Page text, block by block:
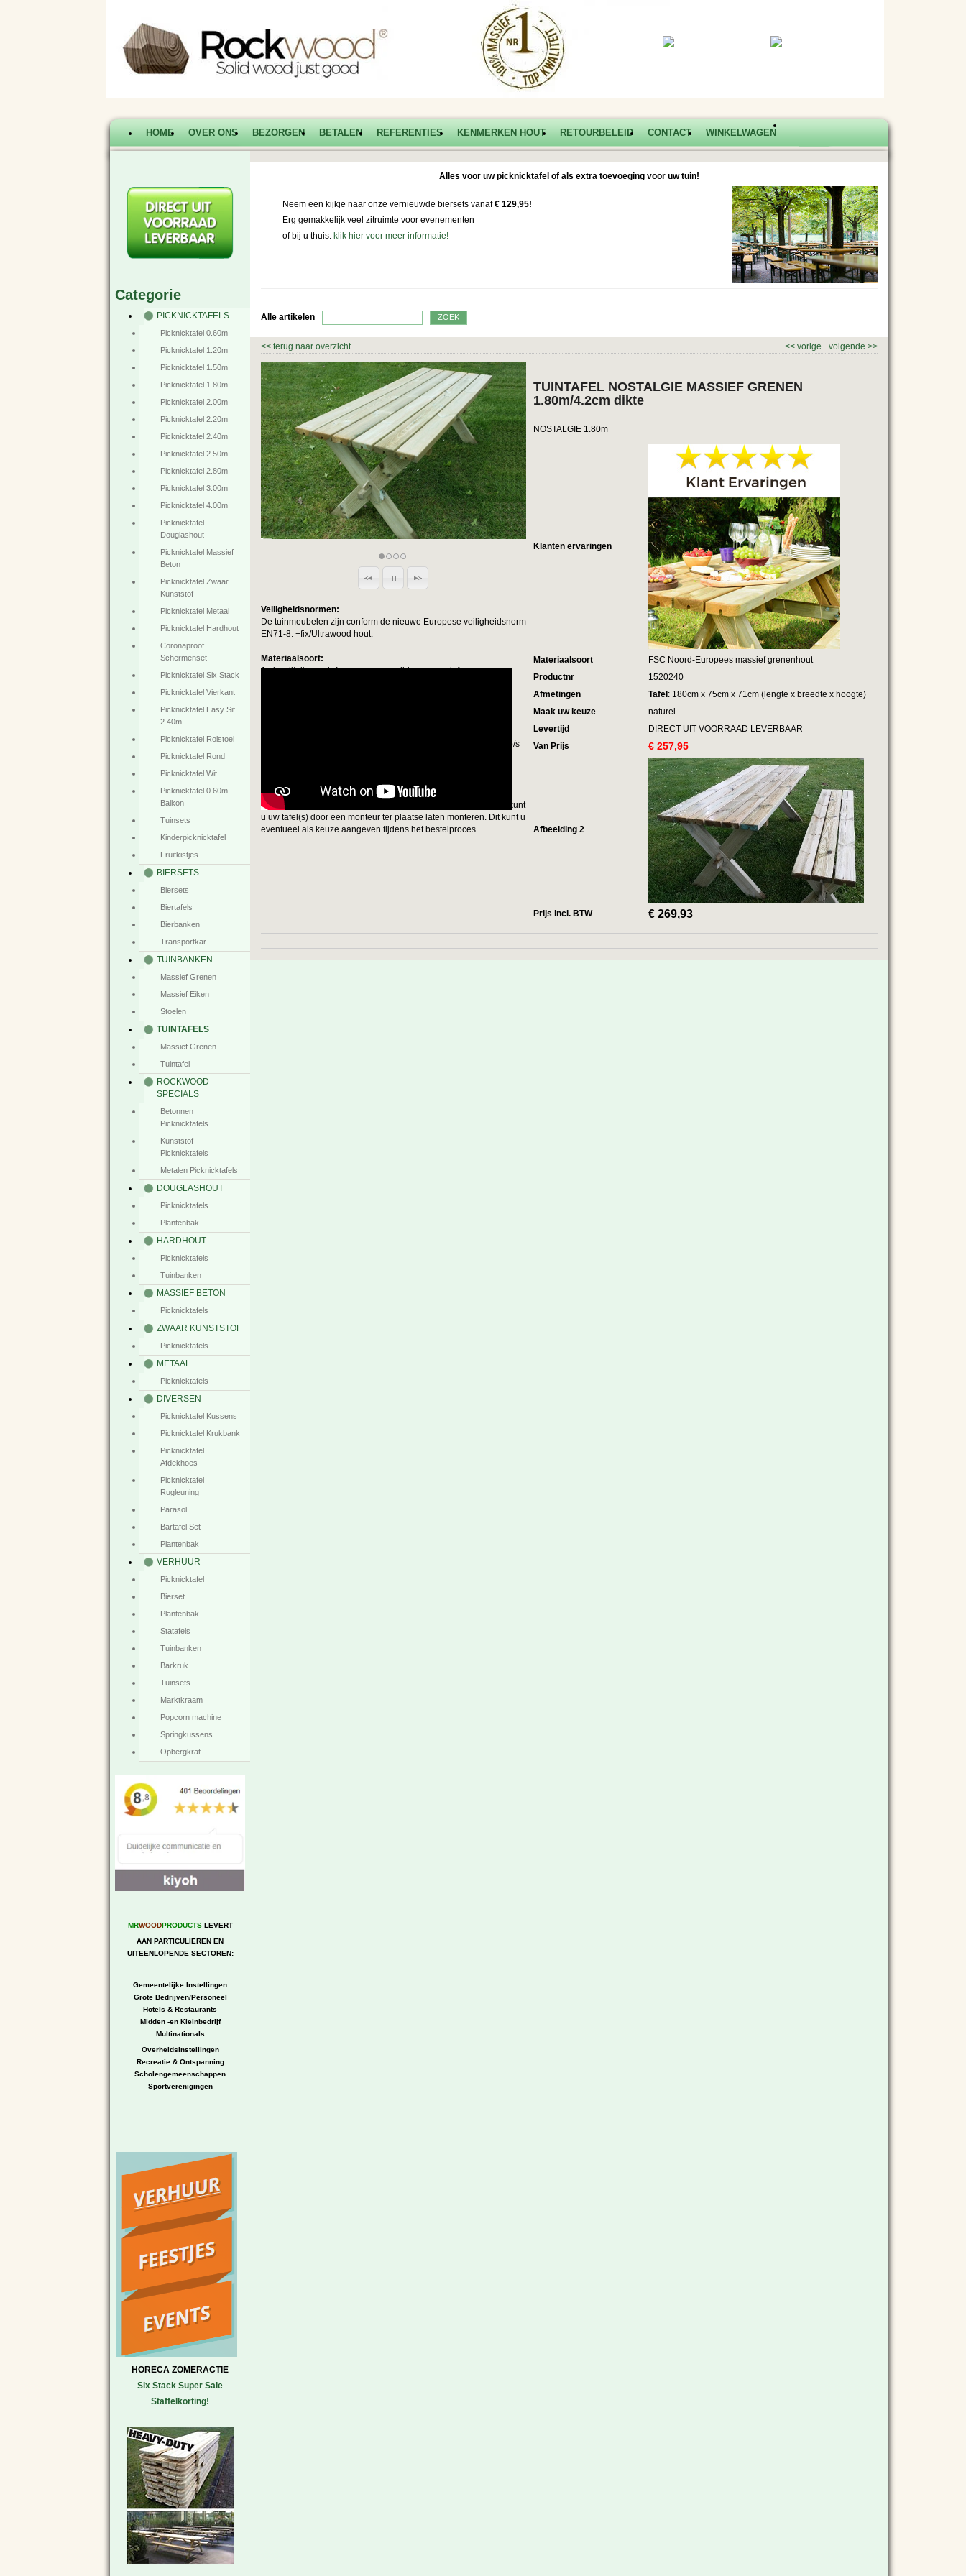
HOME OVER ONS BEZORGEN BETALEN REFERENTIES KENMERKEN HOUT RETOURBELEID CONTACT WINKELWAGEN
Categorie
PICKNICKTAFELS
Picknicktafel 0.60m
Picknicktafel 1.20m
Picknicktafel 1.50m
Picknicktafel 1.80m
Picknicktafel 2.00m
Picknicktafel 2.20m
Picknicktafel 2.40m
Picknicktafel 2.50m
Picknicktafel 2.80m
Picknicktafel 3.00m
Picknicktafel 4.00m
Picknicktafel
Douglashout
Picknicktafel Massief
Beton
Picknicktafel Zwaar
Kunststof
Picknicktafel Metaal
Picknicktafel Hardhout
Coronaproof
Schermenset
Picknicktafel Six Stack
Picknicktafel Vierkant
Picknicktafel Easy Sit
2.40m
Picknicktafel Rolstoel
Picknicktafel Rond
Picknicktafel Wit
Picknicktafel 0.60m
Balkon
Tuinsets
Kinderpicknicktafel
Fruitkistjes
BIERSETS
Biersets
Biertafels
Bierbanken
Transportkar
TUINBANKEN
Massief Grenen
Massief Eiken
Stoelen
TUINTAFELS
Massief Grenen
Tuintafel
ROCKWOOD
SPECIALS
Betonnen
Picknicktafels
Kunststof
Picknicktafels
Metalen Picknicktafels
DOUGLASHOUT
Picknicktafels
Plantenbak
HARDHOUT
Picknicktafels
Tuinbanken
MASSIEF BETON
Picknicktafels
ZWAAR KUNSTSTOF
Picknicktafels
METAAL
Picknicktafels
DIVERSEN
Picknicktafel Kussens
Picknicktafel Krukbank
Picknicktafel
Afdekhoes
Picknicktafel
Rugleuning
Parasol
Bartafel Set
Plantenbak
VERHUUR
Picknicktafel
Bierset
Plantenbak
Statafels
Tuinbanken
Barkruk
Tuinsets
Marktkraam
Popcorn machine
Springkussens
Opbergkrat
MRWOODPRODUCTSLEVERT
AAN PARTICULIEREN EN
UITEENLOPENDE SECTOREN:
Gemeentelijke Instellingen
Grote Bedrijven/Personeel
Hotels & Restaurants
Midden -en Kleinbedrijf
Multinationals
Overheidsinstellingen
Recreatie & Ontspanning
Scholengemeenschappen
Sportverenigingen
HORECA ZOMERACTIE
Six Stack Super Sale
Staffelkorting!
Alles voor uw picknicktafel of als extra toevoeging voor uw tuin!
Neem een kijkje naar onze vernieuwde biersets vanaf€ 129,95!
Erg gemakkelijk veel zitruimte voor evenementen
of bij u thuis. klik hier voor meer informatie!
Alle artikelen ZOEK
<< terug naar overzicht volgende >>
<< vorige
TUINTAFEL NOSTALGIE MASSIEF GRENEN
1.80m/4.2cm dikte
NOSTALGIE 1.80m
Klanten ervaringen
Materiaalsoort
FSC Noord-Europees massief grenenhout
Productnr
1520240
Afmetingen
Tafel : 180cm x 75cm x 71cm (lengte x breedte x hoogte)
Maak uw keuze
naturel
Levertijd
DIRECT UIT VOORRAAD LEVERBAAR
Van Prijs
€ 257,95
Afbeelding 2
Prijs incl. BTW €269,93
Veiligheidsnormen:
De tuinmeubelen zijn conform de nieuwe Europese veiligheidsnorm
EN71-8. +fix/Ultrawood hout.
Materiaalsoort:
1e kwaliteit massief grenen: zeer solide en massief
39,95 euro (staffelkorting op de verzendkosten: slechts 15 euro p/s
Montage:
Tegen een meerprijs van 49,95 euro (inclusief btw) per tuintafel kunt
u uw tafel(s) door een monteur ter plaatse laten monteren. Dit kunt u
eventueel als keuze aangeven tijdens het bestelproces.